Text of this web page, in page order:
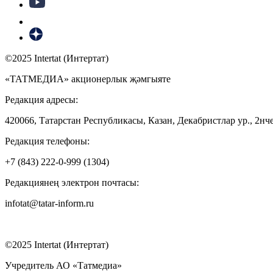
©2025 Intertat (Интертат)
«ТАТМЕДИА» акционерлык җәмгыяте
Редакция адресы:
420066, Татарстан Республикасы, Казан, Декабристлар ур.,
Редакция телефоны:
+7 (843) 222-0-999 (1304)
Редакциянең электрон почтасы:
infotat@tatar-inform.ru
©2025 Intertat (Интертат)
Учредитель АО «Татмедиа»